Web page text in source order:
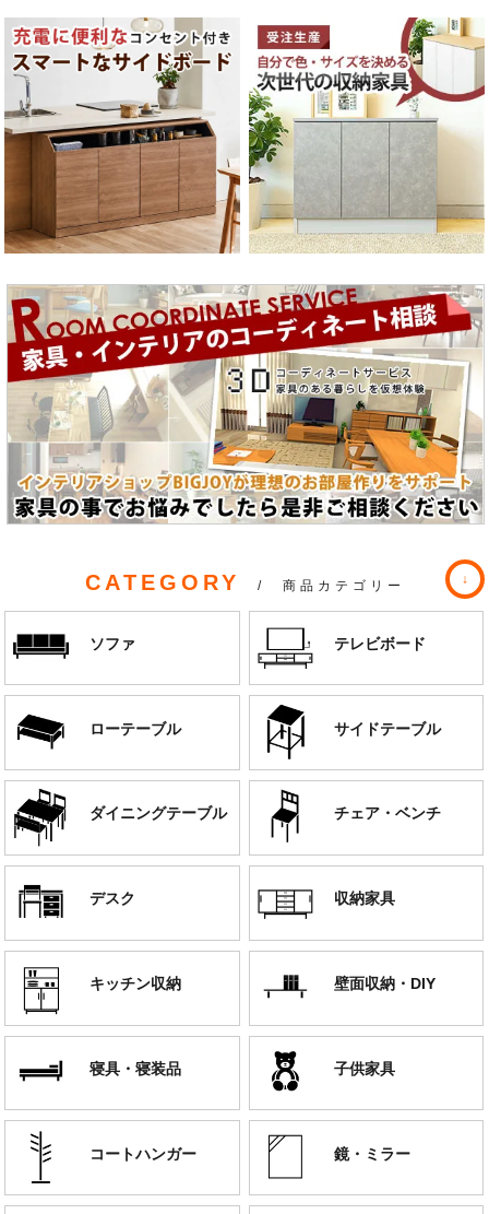
CATEGORY / 商品カテゴリー
ソファ テレビボード
ローテーブル サイドテーブル
ダイニングテーブル チェア・ベンチ
デスク 収納家具
キッチン収納 壁面収納・DIY
寝具・寝装品 子供家具
コートハンガー 鏡・ミラー